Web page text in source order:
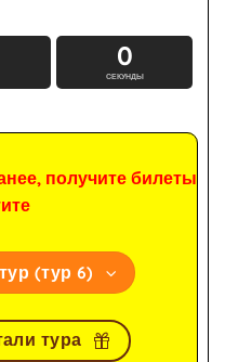
0
СЕКУНДЫ
получите билеты
(тур 6)
тура